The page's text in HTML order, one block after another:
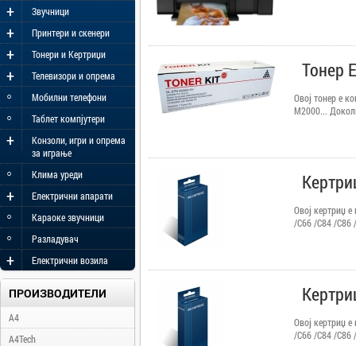
Звучници
+
Принтери и скенери
+
Тонери и Кертриџи
+
Телевизори и опрема
+
Мобилни телефони
◦
Таблет компјутери
◦
Конзоли, игри и опрема
за играње
+
Клима уреди
◦
Електрични апарати
+
Караоке звучници
◦
Разладувач
◦
Електрични возила
+
ПРОИЗВОДИТЕЛИ
A4
A4Tech
Тонер
Овој тонер е
M2000...
Овој кертриџ
/C66 /C84 /C86
Овој кертриџ
/C66 /C84 /C86